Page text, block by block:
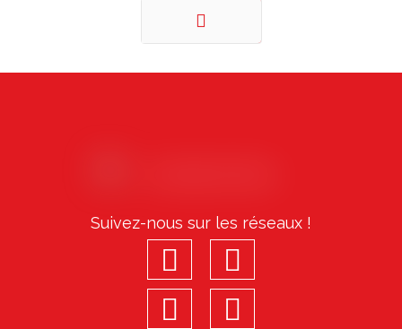
Suivez-nous sur les réseaux !
facebook
linkedin